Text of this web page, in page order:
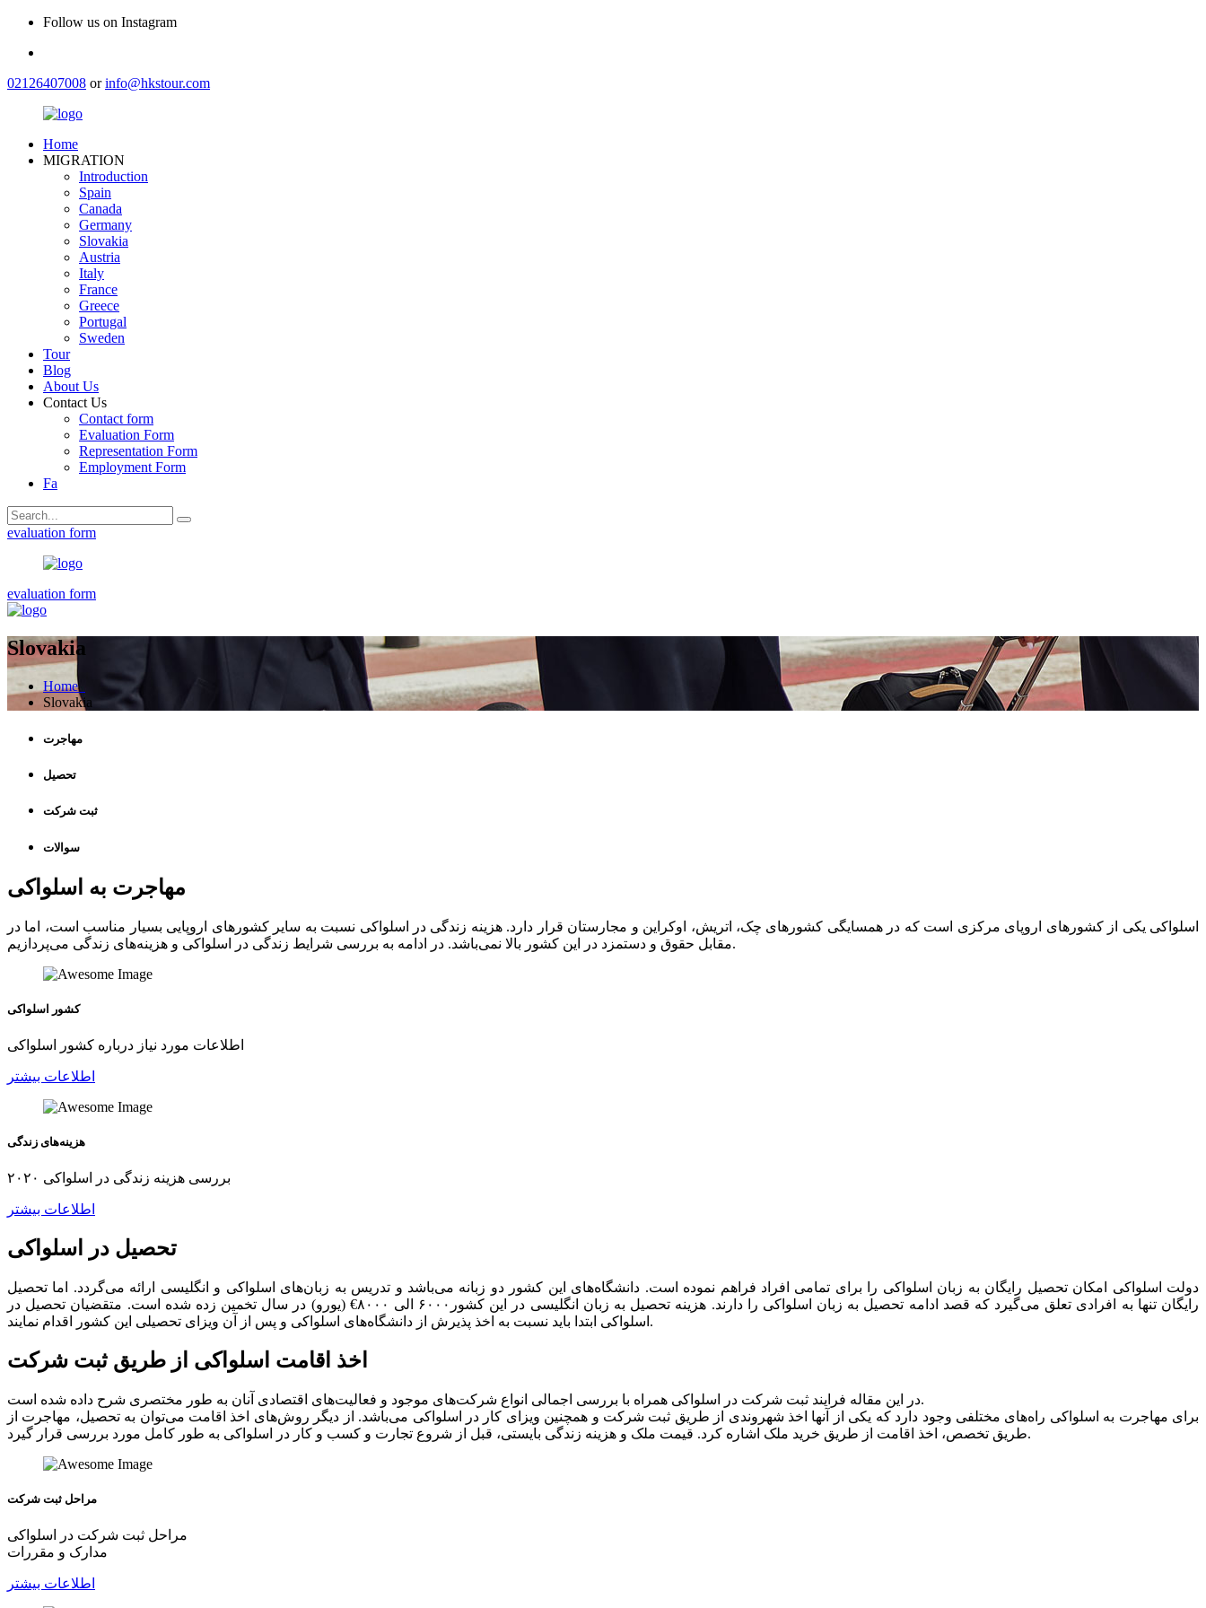
Follow us on Instagram
02126407008 orinfo@hkstour.com
Home
MIGRATION
Introduction
Spain
Canada
Germany
Slovakia
Austria
Italy
France
Greece
Portugal
Sweden
Tour
Blog
About Us
Contact Us
Contact form
Evaluation Form
Representation Form
Employment Form
Fa
evaluation form
evaluation form
Slovakia
Home
Slovakia
مهاجرت
تحصیل
ثبت شرکت
سوالات
مهاجرت به اسلواکی
اسلواکی یکی از کشورهای اروپای مرکزی است که در همسایگی کشورهای چک، اتریش، اوکراین و مجارستان قرار دارد. هزینه زندگی در اسلواکی نسبت به سایر کشورهای اروپایی بسیار مناسب است، اما در
مقابل حقوق و دستمزد در این کشور بالا نمی‌باشد. در ادامه به بررسی شرایط زندگی در اسلواکی و هزینه‌های زندگی می‌پردازیم.
کشور اسلواکی
اطلاعات مورد نیاز درباره کشور اسلواکی
اطلاعات بیشتر
هزینه‌های زندگی
بررسی هزینه زندگی در اسلواکی ۲۰۲۰
اطلاعات بیشتر
تحصیل در اسلواکی
دولت اسلواکی امکان تحصیل رایگان به زبان اسلواکی را برای تمامی افراد فراهم نموده است. دانشگاه‌های این کشور دو زبانه می‌باشد و تدریس به زبان‌های اسلواکی و انگلیسی ارائه می‌گردد. اما تحصیل
رایگان تنها به افرادی تعلق می‌گیرد که قصد ادامه تحصیل به زبان اسلواکی را دارند. هزینه تحصیل به زبان انگلیسی در این کشور۶۰۰۰ الی ۸۰۰۰€ (یورو) در سال تخمین زده شده است. متقضیان تحصیل در
اسلواکی ابتدا باید نسبت به اخذ پذیرش از دانشگاه‌های اسلواکی و پس از آن ویزای تحصیلی این کشور اقدام نمایند.
اخذ اقامت اسلواکی از طریق ثبت شرکت
در این مقاله فرایند ثبت شرکت در اسلواکی همراه با بررسی اجمالی انواع شرکت‌های موجود و فعالیت‌های اقتصادی آنان به طور مختصری شرح داده شده است.
برای مهاجرت به اسلواکی راه‌های مختلفی وجود دارد که یکی از آنها اخذ شهروندی از طریق ثبت شرکت و همچنین ویزای کار در اسلواکی می‌باشد. از دیگر روش‌های اخذ اقامت می‌توان به تحصیل، مهاجرت از
طریق تخصص، اخذ اقامت از طریق خرید ملک اشاره کرد. قیمت ملک و هزینه زندگی بایستی، قبل از شروع تجارت و کسب و کار در اسلواکی به طور کامل مورد بررسی قرار گیرد.
مراحل ثبت شرکت
مراحل ثبت شرکت در اسلواکی
مدارک و مقررات
اطلاعات بیشتر